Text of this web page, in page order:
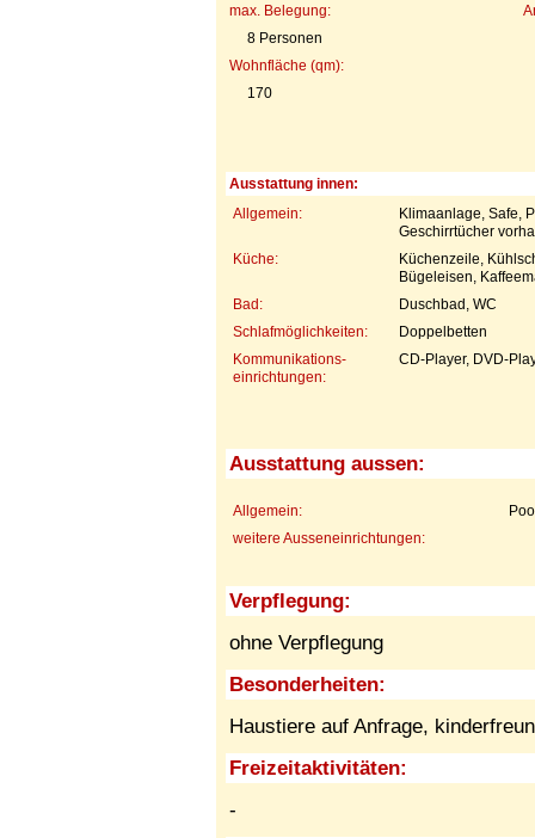
max. Belegung:
8 Personen
Wohnfläche (qm):
170
Ausstattung innen:
Allgemein:
Klimaanlage, Safe,
Geschirrtücher
Küche:
Küchenzeile,
Bügeleisen,
Bad:
Duschbad, WC
Schlafmöglichkeiten:
Doppelbetten
Kommunikations-
einrichtungen:
CD-Player, DVD-
Ausstattung aussen:
Allgemein:
weitere Ausseneinrichtungen:
Verpflegung:
ohne Verpflegung
Besonderheiten:
Haustiere auf Anfrage,
Freizeitaktivitäten:
-